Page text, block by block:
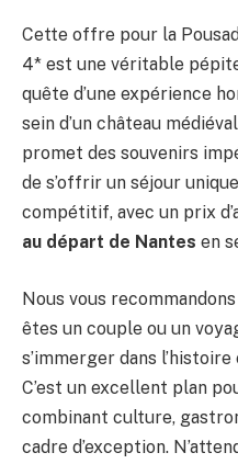
Cette offre pour la
4* est une véritable
quête d’une expérience
sein d’un château
promet des souvenirs
de s’offrir un séjour
compétitif, avec un prix
au départ de Nantes en
Nous vous
êtes un couple ou un
s’immerger dans
C’est un excellent plan
combinant culture,
cadre d’exception.